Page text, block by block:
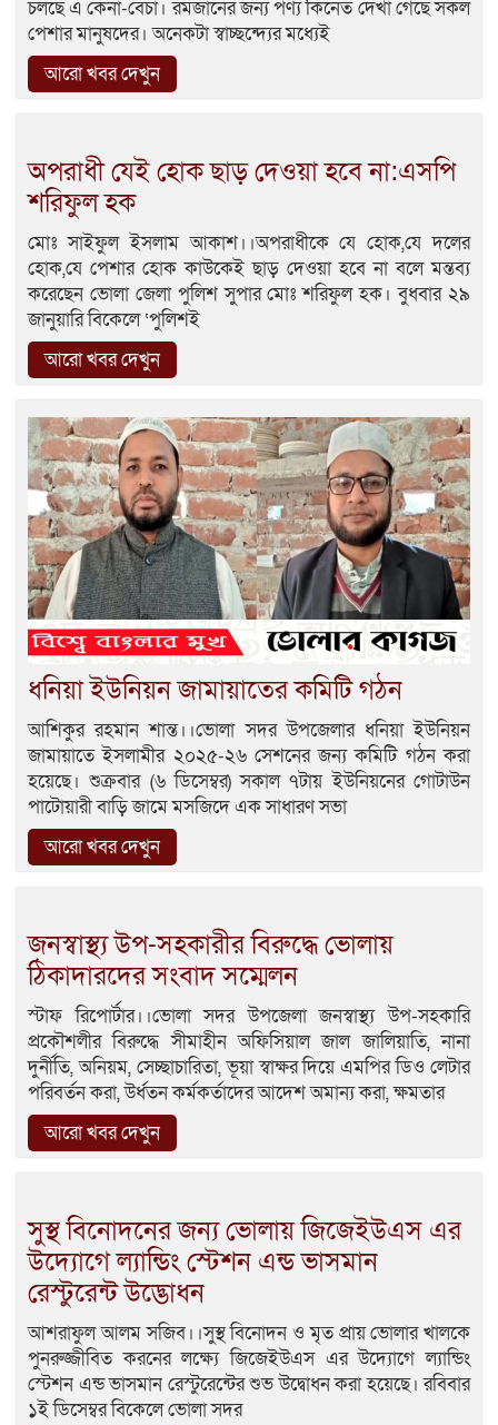
চলছে এ কেনা-বেচা। রমজানের জন্য পণ্য কিনেত দেখা গেছে সকল
পেশার মানুষদের। অনেকটা স্বাচ্ছন্দ্যের মধ্যেই
আরো খবর দেখুন
অপরাধী যেই হোক ছাড় দেওয়া হবে না:এসপি
শরিফুল হক
মোঃ সাইফুল ইসলাম আকাশ।।অপরাধীকে যে হোক,যে দলের
হোক,যে পেশার হোক কাউকেই ছাড় দেওয়া হবে না বলে মন্তব্য
করেছেন ভোলা জেলা পুলিশ সুপার মোঃ শরিফুল হক। বুধবার ২৯
জানুয়ারি বিকেলে ‘পুলিশই
আরো খবর দেখুন
ধনিয়া ইউনিয়ন জামায়াতের কমিটি গঠন
আশিকুর রহমান শান্ত।।ভোলা সদর উপজেলার ধনিয়া ইউনিয়ন
জামায়াতে ইসলামীর ২০২৫-২৬ সেশনের জন্য কমিটি গঠন করা
হয়েছে। শুক্রবার (৬ ডিসেম্বর) সকাল ৭টায় ইউনিয়নের গোটাউন
পাটোয়ারী বাড়ি জামে মসজিদে এক সাধারণ সভা
আরো খবর দেখুন
জনস্বাস্থ্য উপ-সহকারীর বিরুদ্ধে ভোলায়
ঠিকাদারদের সংবাদ সম্মেলন
স্টাফ রিপোর্টার।।ভোলা সদর উপজেলা জনস্বাস্থ্য উপ-সহকারি
প্রকৌশলীর বিরুদ্ধে সীমাহীন অফিসিয়াল জাল জালিয়াতি, নানা
দুর্নীতি, অনিয়ম, সেচ্ছাচারিতা, ভূয়া স্বাক্ষর দিয়ে এমপির ডিও লেটার
পরিবর্তন করা, উর্ধতন কর্মকর্তাদের আদেশ অমান্য করা, ক্ষমতার
আরো খবর দেখুন
সুস্থ বিনোদনের জন্য ভোলায় জিজেইউএস এর
উদ্যোগে ল্যান্ডিং স্টেশন এন্ড ভাসমান
রেস্টুরেন্ট উদ্ভোধন
আশরাফুল আলম সজিব।।সুস্থ বিনোদন ও মৃত প্রায় ভোলার খালকে
পুনরুজ্জীবিত করনের লক্ষ্যে জিজেইউএস এর উদ্যোগে ল্যান্ডিং
স্টেশন এন্ড ভাসমান রেস্টুরেন্টের শুভ উদ্বোধন করা হয়েছে। রবিবার
১ই ডিসেম্বর বিকেলে ভোলা সদর